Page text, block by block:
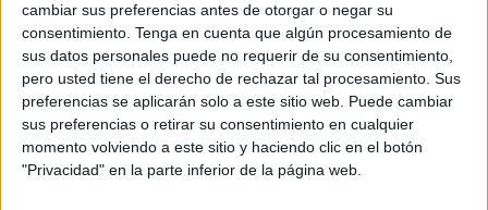
cambiar sus preferencias antes de otorgar o negar su
consentimiento. Tenga en cuenta que algún procesamiento de
sus datos personales puede no requerir de su consentimiento,
pero usted tiene el derecho de rechazar tal procesamiento. Sus
preferencias se aplicarán solo a este sitio web. Puede cambiar
sus preferencias o retirar su consentimiento en cualquier
momento volviendo a este sitio y haciendo clic en el botón
"Privacidad" en la parte inferior de la página web.